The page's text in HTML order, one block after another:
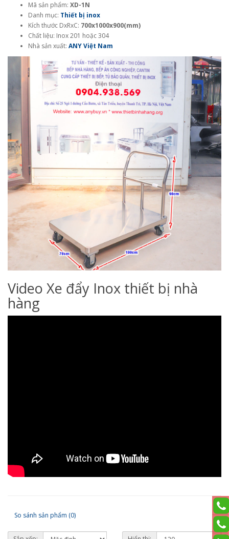
Mã sản phẩm: XD-1N
Danh mục: Thiết bị inox
Kích thước DxRxC: 700x1000x900(mm)
Chất liệu: Inox 201 hoặc 304
Nhà sản xuất: ANY Việt Nam
Video Xe đẩy Inox thiết bị nhà
hàng
So sánh sản phẩm (0)